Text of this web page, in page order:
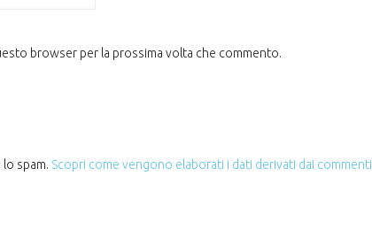
browser per la prossima volta che commento.
spam. Scopri come vengono elaborati i dati derivati dai commenti